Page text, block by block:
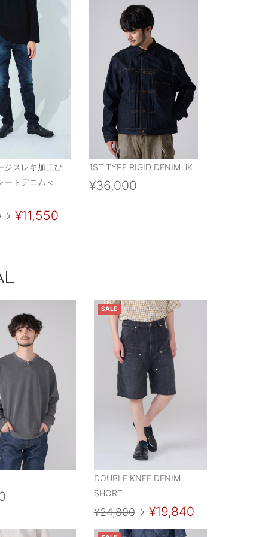
ジスレキ加工ひ
ートデニム＜
→ ¥11,550
1ST TYPE RIGID DENIM JK
¥36,000
SALE
DOUBLE KNEE DENIM
SHORT
¥24,800→ ¥19,840